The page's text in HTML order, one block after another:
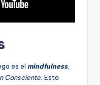
es el mindfulness,
Consciente. Esta